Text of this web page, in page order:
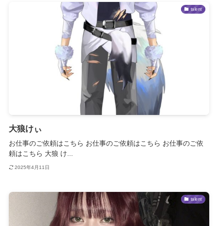
talent
大狼けぃ
お仕事のご依頼はこちら お仕事のご依頼はこちら お仕事のご依
頼はこちら 大狼 け...
2025年4月11日
talent